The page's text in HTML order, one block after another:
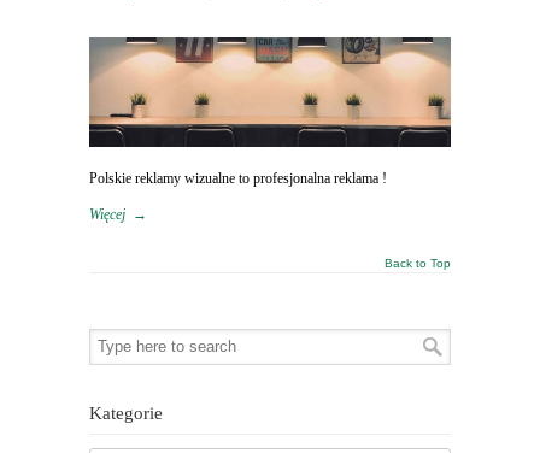
Polskie reklamy wizualne to profesjonalna reklama !
Więcej →
Back to Top
Kategorie